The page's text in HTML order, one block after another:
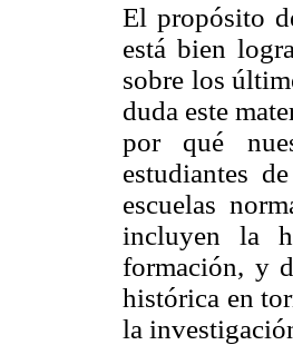
El propósito
está bien
sobre los
duda este
por qué
estudiantes
escuelas
incluyen la
formación, y
histórica en
la